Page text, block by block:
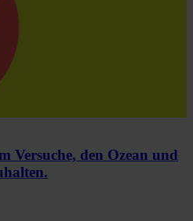
Versuche, den Ozean und